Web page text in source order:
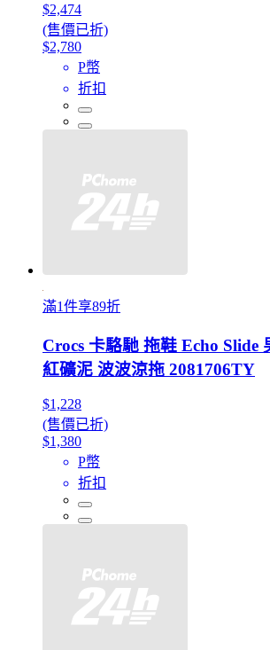
$2,474
(售價已折)
$2,780
P幣
折扣
滿1件享89折
Crocs 卡駱馳 拖鞋 Echo Slide
紅礦泥 波波涼拖 2081706TY
$1,228
(售價已折)
$1,380
P幣
折扣